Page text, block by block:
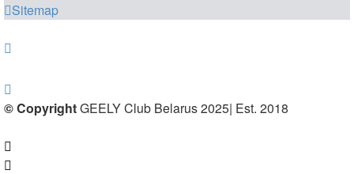
Sitemap
© CopyrightGEELY Club Belarus 2025| Est. 2018